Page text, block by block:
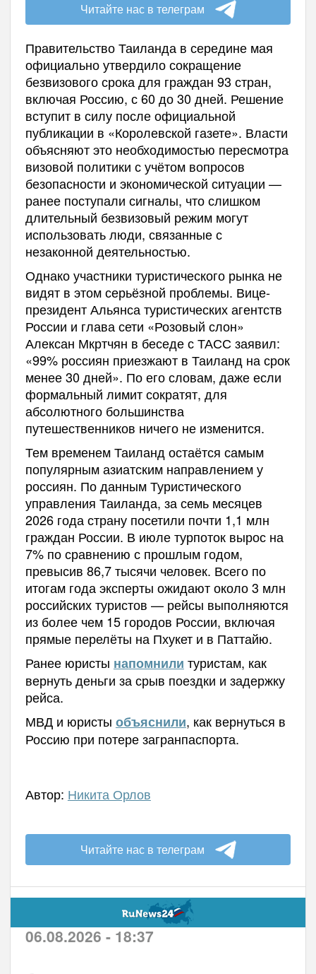
Читайте нас в телеграм
Правительство Таиланда в середине мая
официально утвердило сокращение
безвизового срока для граждан 93 стран,
включая Россию, с 60 до 30 дней. Решение
вступит в силу после официальной
публикации в «Королевской газете». Власти
объясняют это необходимостью пересмотра
визовой политики с учётом вопросов
безопасности и экономической ситуации —
ранее поступали сигналы, что слишком
длительный безвизовый режим могут
использовать люди, связанные с
незаконной деятельностью.
Однако участники туристического рынка не
видят в этом серьёзной проблемы. Вице-
президент Альянса туристических агентств
России и глава сети «Розовый слон»
Алексан Мкртчян в беседе с ТАСС заявил:
«99% россиян приезжают в Таиланд на срок
менее 30 дней». По его словам, даже если
формальный лимит сократят, для
абсолютного большинства
путешественников ничего не изменится.
Тем временем Таиланд остаётся самым
популярным азиатским направлением у
россиян. По данным Туристического
управления Таиланда, за семь месяцев
2026 года страну посетили почти 1,1 млн
граждан России. В июле турпоток вырос на
7% по сравнению с прошлым годом,
превысив 86,7 тысячи человек. Всего по
итогам года эксперты ожидают около 3 млн
российских туристов — рейсы выполняются
из более чем 15 городов России, включая
прямые перелёты на Пхукет и в Паттайю.
Ранее юристы напомнили туристам, как
вернуть деньги за срыв поездки и задержку
рейса.
МВД и юристы объяснили, как вернуться в
Россию при потере загранпаспорта.
Автор: Никита Орлов
Читайте нас в телеграм
06.08.2026 - 18:37